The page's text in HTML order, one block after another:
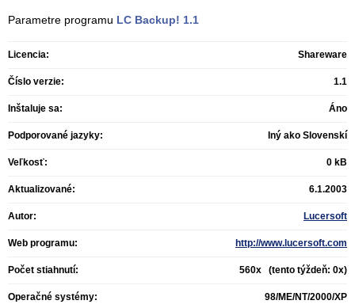
Parametre programu LC Backup! 1.1
Licencia: Shareware
Číslo verzie: 1.1
Inštaluje sa: Áno
Podporované jazyky: Iný ako Slovenskí
Veľkosť: 0 kB
Aktualizované: 6.1.2003
Autor: Lucersoft
Web programu: http://www.lucersoft.com
Počet stiahnutí: 560x (tento týždeň: 0x)
Operačné systémy: 98/ME/NT/2000/XP